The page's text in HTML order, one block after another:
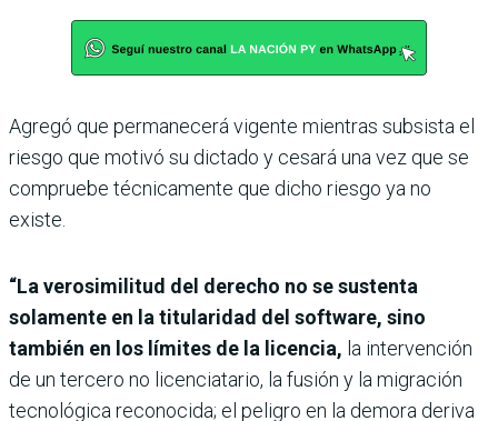
Agregó que permanecerá vigente mientras subsista el
riesgo que motivó su dictado y cesará una vez que se
compruebe técnicamente que dicho riesgo ya no
existe.
“La verosimilitud del derecho no se sustenta
solamente en la titularidad del software, sino
también en los límites de la licencia, la intervención
de un tercero no licenciatario, la fusión y la migración
tecnológica reconocida; el peligro en la demora deriva